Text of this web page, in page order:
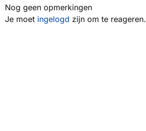
Nog geen opmerkingen
Je moet ingelogd zijn om te reageren.